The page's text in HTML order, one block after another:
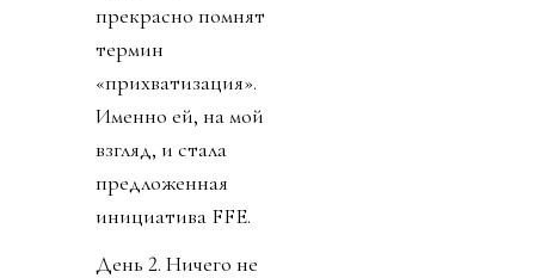
прекрасно помнят
термин
«прихватизация».
Именно ей, на мой
взгляд, и стала
предложенная
инициатива FFE.
День 2. Ничего не